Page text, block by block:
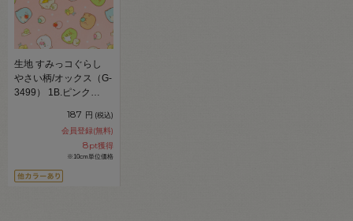
生地 すみっコぐらし
やさい柄/オックス（G-
3499） 1B.ピンク
187 円 (税込)
会員登録(無料)
8pt獲得
※10cm単位価格